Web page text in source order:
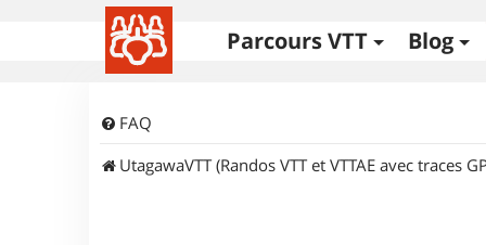
Parcours VTT Blog
FAQ
UtagawaVTT (Randos VTT et VTTAE avec traces